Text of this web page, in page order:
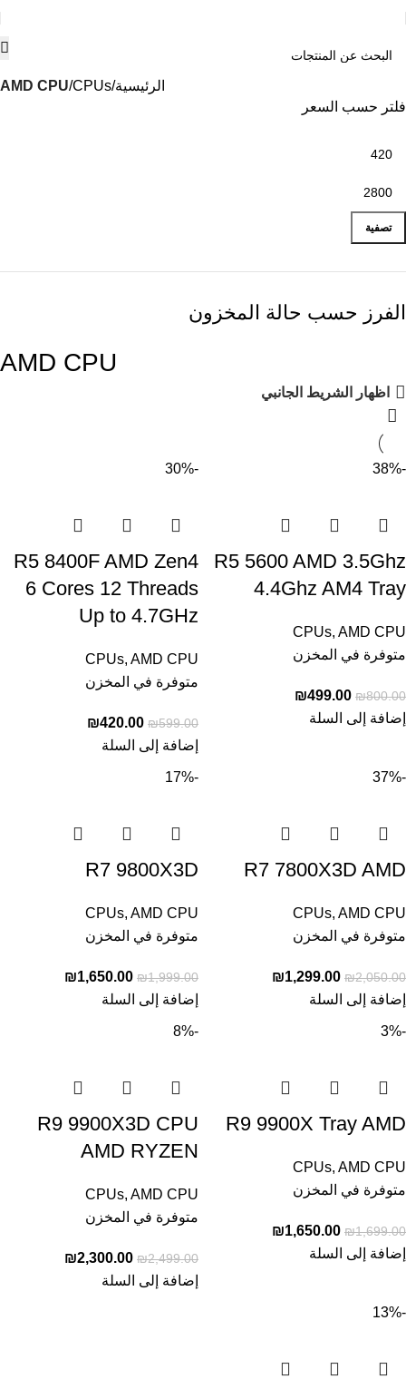
الرئيسية CPUs
AMD CPU
فلتر حسب السعر
تصفية
الفرز حسب حالة المخزون
AMD CPU
اظهار الشريط الجانبي
-38%
R5 5600 AMD 3.5Ghz
4.4Ghz AM4 Tray
CPUs, AMD CPU
متوفرة في المخزن
₪800.00
₪499.00
إضافة إلى السلة
-30%
R5 8400F AMD Zen4
6 Cores 12 Threads
Up to 4.7GHz
CPUs, AMD CPU
متوفرة في المخزن
₪599.00
₪420.00
إضافة إلى السلة
-37%
R7 7800X3D AMD
CPUs, AMD CPU
متوفرة في المخزن
₪2,050.00
₪1,299.00
إضافة إلى السلة
-17%
R7 9800X3D
CPUs, AMD CPU
متوفرة في المخزن
₪1,999.00
₪1,650.00
إضافة إلى السلة
-3%
R9 9900X Tray AMD
CPUs, AMD CPU
متوفرة في المخزن
₪1,699.00
₪1,650.00
إضافة إلى السلة
-8%
R9 9900X3D CPU
AMD RYZEN
CPUs, AMD CPU
متوفرة في المخزن
₪2,499.00
₪2,300.00
إضافة إلى السلة
-13%